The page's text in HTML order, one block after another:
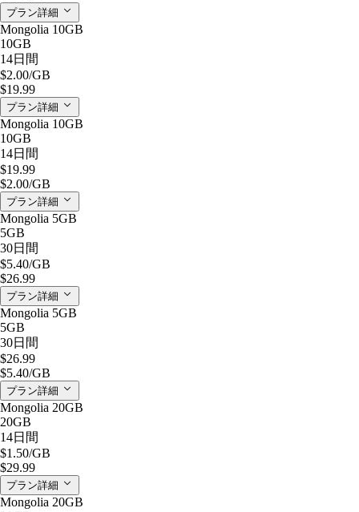
プラン詳細
Mongolia 10GB
10GB
14日間
$2.00/GB
$19.99
プラン詳細
Mongolia 10GB
10GB
14日間
$19.99
$2.00/GB
プラン詳細
Mongolia 5GB
5GB
30日間
$5.40/GB
$26.99
プラン詳細
Mongolia 5GB
5GB
30日間
$26.99
$5.40/GB
プラン詳細
Mongolia 20GB
20GB
14日間
$1.50/GB
$29.99
プラン詳細
Mongolia 20GB